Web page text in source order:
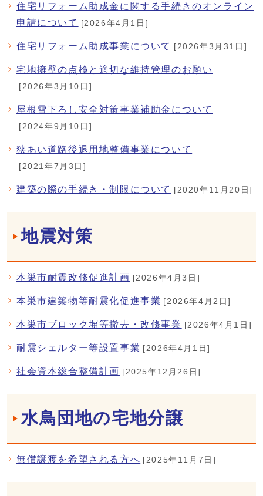
住宅リフォーム助成金に関する手続きのオンライン
申請について [2026年4月1日]
住宅リフォーム助成事業について [2026年3月31日]
宅地擁壁の点検と適切な維持管理のお願い
[2026年3月10日]
屋根雪下ろし安全対策事業補助金について
[2024年9月10日]
狭あい道路後退用地整備事業について
[2021年7月3日]
建築の際の手続き・制限について [2020年11月20日]
地震対策
本巣市耐震改修促進計画 [2026年4月3日]
本巣市建築物等耐震化促進事業 [2026年4月2日]
本巣市ブロック塀等撤去・改修事業 [2026年4月1日]
耐震シェルター等設置事業 [2026年4月1日]
社会資本総合整備計画 [2025年12月26日]
水鳥団地の宅地分譲
無償譲渡を希望される方へ [2025年11月7日]